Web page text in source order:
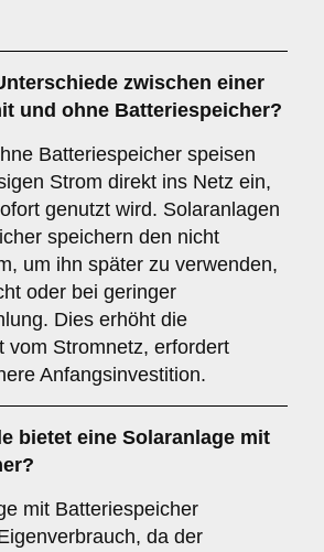
zwischen einer
und ohne Batteriespeicher?
Batteriespeicher speisen
Strom direkt ins Netz ein,
genutzt wird. Solaranlagen
speichern den nicht
um ihn später zu verwenden,
oder bei geringer
Dies erhöht die
vom Stromnetz, erfordert
Anfangsinvestition.
bietet eine Solaranlage mit
?
mit Batteriespeicher
da der